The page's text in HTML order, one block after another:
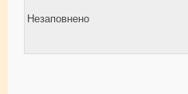
Незаповнено